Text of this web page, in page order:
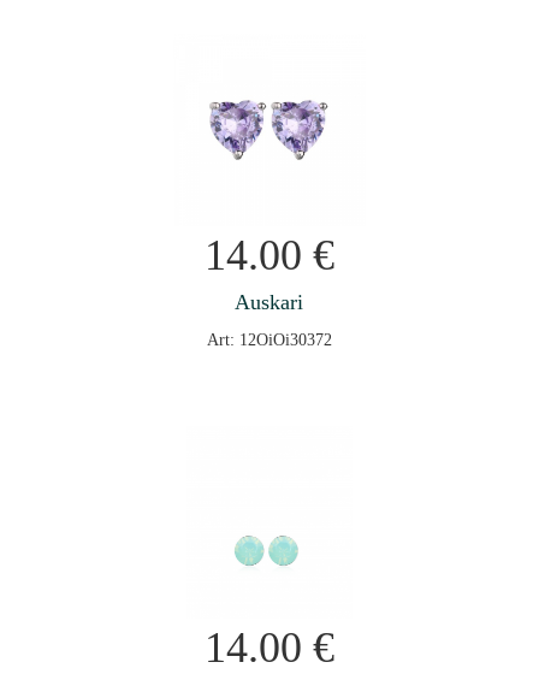
14.00 €
Auskari
Art: 12OiOi30372
14.00 €